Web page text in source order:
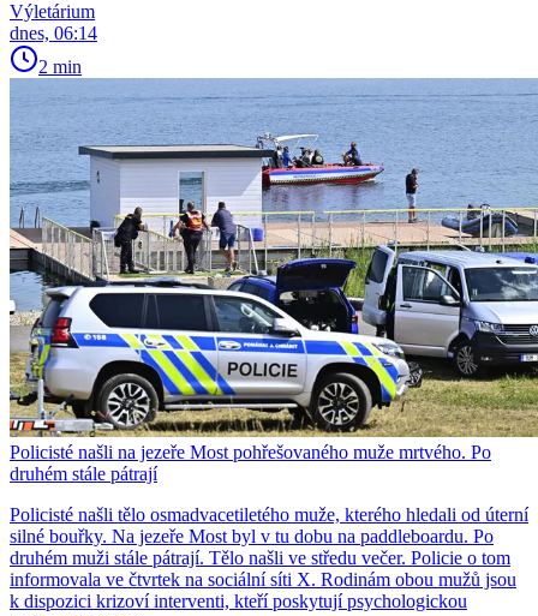
Výletárium
dnes, 06:14
2 min
Policisté našli na jezeře Most pohřešovaného muže mrtvého. Po
druhém stále pátrají
Policisté našli tělo osmadvacetiletého muže, kterého hledali od úterní
silné bouřky. Na jezeře Most byl v tu dobu na paddleboardu. Po
druhém muži stále pátrají. Tělo našli ve středu večer. Policie o tom
informovala ve čtvrtek na sociální síti X. Rodinám obou mužů jsou
k dispozici krizoví interventi, kteří poskytují psychologickou